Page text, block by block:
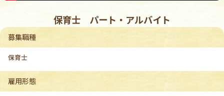
保育士 パート・アルバイト
募集職種
保育士
雇用形態